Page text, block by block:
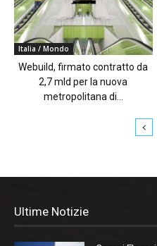
Italia / Mondo
Webuild, firmato contratto da
2,7 mld per la nuova
metropolitana di...
Ultime Notizie